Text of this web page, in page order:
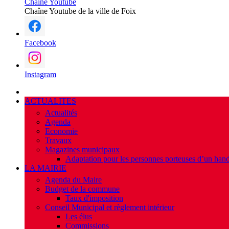
Chaîne Youtube
Chaîne Youtube de la ville de Foix
Facebook
Instagram
ACTUALITES
Actualités
Agenda
Economie
Travaux
Magazines municipaux
Adaptation pour les personnes porteuses d’un
LA MAIRIE
Agenda du Maire
Budget de la commune
Taux d'imposition
Conseil Municipal et règlement intérieur
Les élus
Commissions